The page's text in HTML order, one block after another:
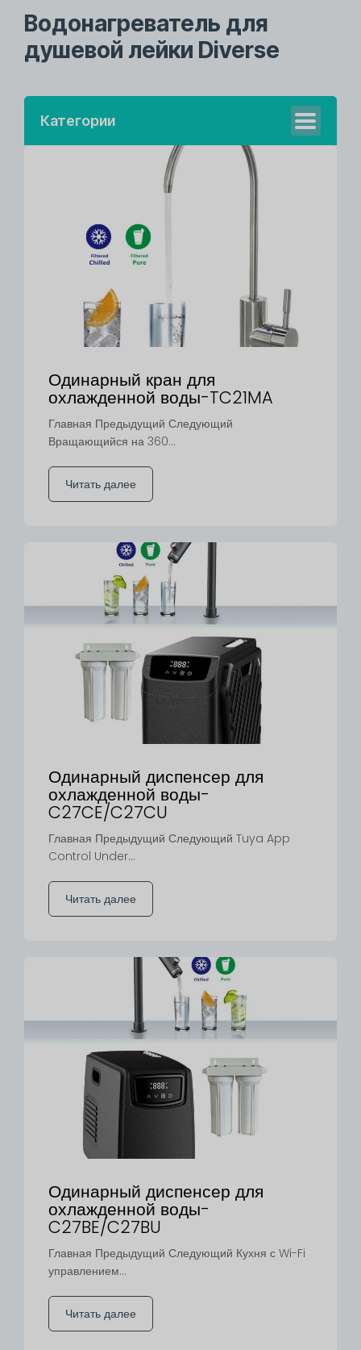
Водонагреватель для
душевой лейки Diverse
Категории
Одинарный кран для
охлажденной воды-TC21MA
Главная Предыдущий Следующий
Вращающийся на 360...
Читать далее
Одинарный диспенсер для
охлажденной воды-
C27CE/C27CU
Главная Предыдущий Следующий Tuya App
Control Under...
Читать далее
Одинарный диспенсер для
охлажденной воды-
C27BE/C27BU
Главная Предыдущий Следующий Кухня с Wi-Fi
управлением...
Читать далее